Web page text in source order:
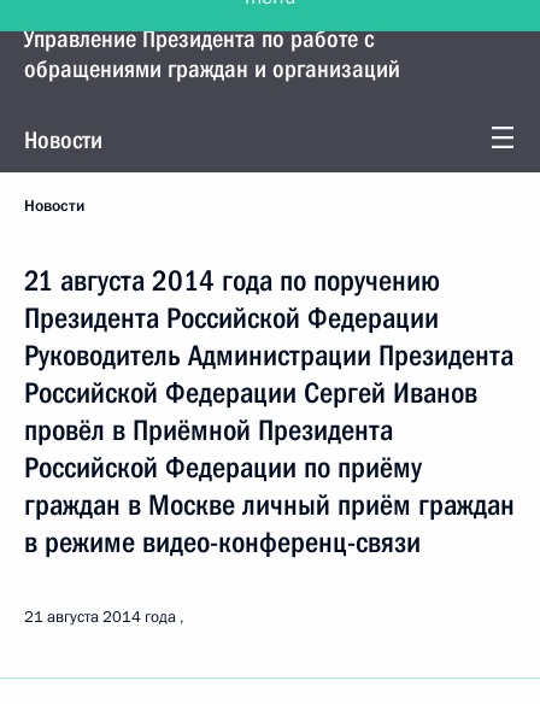
Управление Президента по работе с
обращениями граждан и организаций
Новости
Новости
21 августа 2014 года по поручению
Президента Российской Федерации
Руководитель Администрации Президента
Российской Федерации Сергей Иванов
провёл в Приёмной Президента
Российской Федерации по приёму
граждан в Москве личный приём граждан
в режиме видео-конференц-связи
21 августа 2014 года